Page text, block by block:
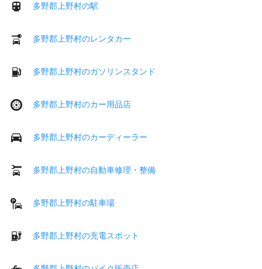
多野郡上野村の駅
多野郡上野村のレンタカー
多野郡上野村のガソリンスタンド
多野郡上野村のカー用品店
多野郡上野村のカーディーラー
多野郡上野村の自動車修理・整備
多野郡上野村の駐車場
多野郡上野村の充電スポット